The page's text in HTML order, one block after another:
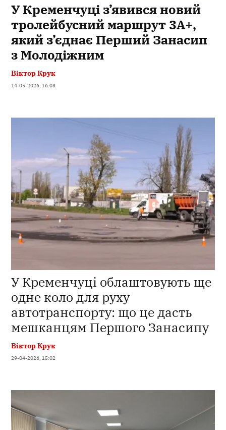
У Кременчуці з’явився новий
тролейбусний маршрут 3А+,
який з’єднає Перший Занасип
з Молодіжним
Віктор Крук
14-05-2026, 16:03
У Кременчуці облаштовують ще
одне коло для руху
автотранспорту: що це дасть
мешканцям Першого Занасипу
Віктор Крук
29-04-2026, 15:02